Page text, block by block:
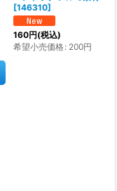
[146310]
160円(税込)
希望小売価格: 200円